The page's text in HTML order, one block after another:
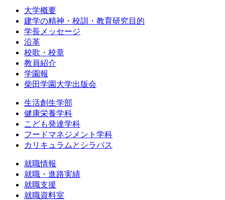
大学概要
建学の精神・校訓・教育研究目的
学長メッセージ
沿革
校歌・校章
教員紹介
学園報
柴田学園大学出版会
生活創生学部
健康栄養学科
こども発達学科
フードマネジメント学科
カリキュラムとシラバス
就職情報
就職・進路実績
就職支援
就職資料室